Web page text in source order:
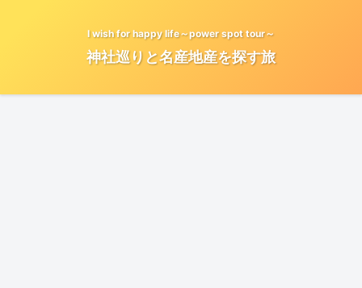
I wish for happy life～power spot tour～
神社巡りと名産地産を探す旅